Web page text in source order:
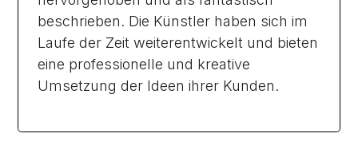
beschrieben. Die Künstler haben sich im
Laufe der Zeit weiterentwickelt und bieten
eine professionelle und kreative
Umsetzung der Ideen ihrer Kunden.